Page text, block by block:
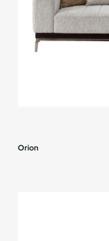
Orion